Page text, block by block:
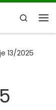
Search
13/2025